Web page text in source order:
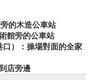
的木造公車站
旁的公車站
：操場對面的全家
旁邊